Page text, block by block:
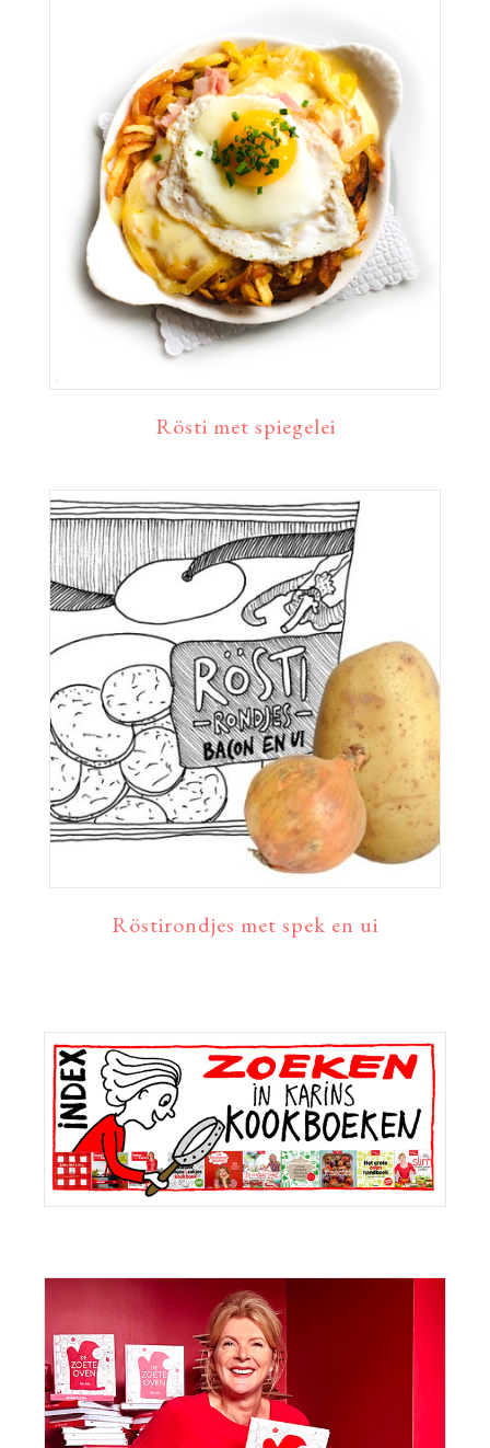
Rösti met spiegelei
Röstirondjes met spek en ui
Primaire
Sidebar